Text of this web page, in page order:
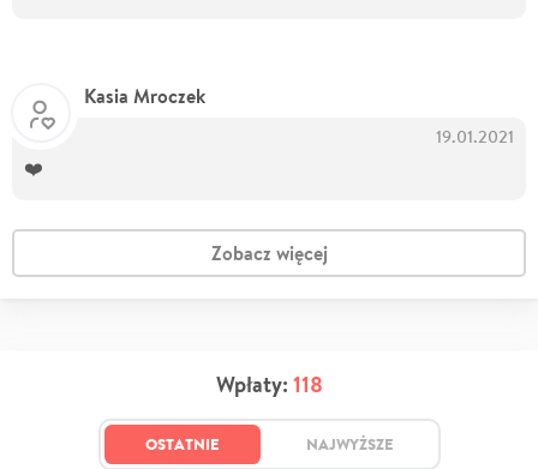
Kasia Mroczek
19.01.2021
❤️
Zobacz więcej
Wpłaty: 118
OSTATNIE NAJWYŻSZE